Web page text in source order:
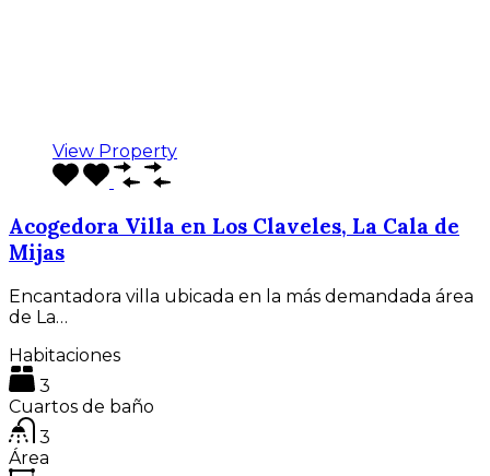
View Property
Acogedora Villa en Los Claveles, La Cala de
Mijas
Encantadora villa ubicada en la más demandada área
de La…
Habitaciones
3
Cuartos de baño
3
Área